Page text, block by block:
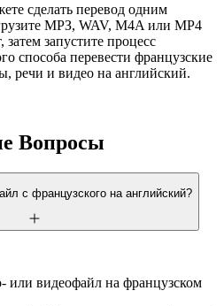
сделать перевод одним
МРЗ, WAV, M4A или MP4
запустите процесс
способа перевести французские
речи и видео на английский.
Вопросы
с французского на английский?
или видеофайл на французском